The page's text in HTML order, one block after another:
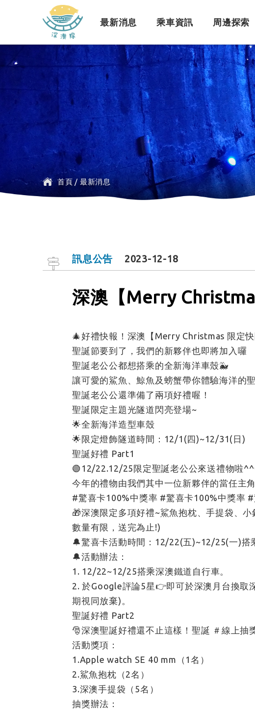
最新消息
訊息公告
乘車資訊
行車路線 票價時刻
周邊探索
景點介紹 探索行程介紹
緣起簡介 設施介紹
公車
一般問題 訂票問題
首頁 /最新消息
訊息公告 2023-12-18
深澳【Merry
🎄好禮快報！深澳【Merry Christmas 限定
聖誕節要到了，我們的新夥伴也即將加入囉
聖誕老公公都想搭乘的全新海洋車殼🐳
讓可愛的鯊魚、鯨魚及螃蟹帶你體驗海洋的
聖誕老公公還準備了兩項好禮喔！
聖誕限定主題光隧道閃亮登場~
🌟全新海洋造型車殼
🌟限定燈飾隧道時間：12/1(四)~12/31(日)
聖誕好禮 Part1
🟢12/22.12/25限定聖誕老公公來送禮物啦
今年的禮物由我們其中一位新夥伴的當任主
#驚喜卡100%中獎率 #驚喜卡100%中獎率
🎁深澳限定多項好禮~鯊魚抱枕、手提袋、
數量有限，送完為止!)
🔔驚喜卡活動時間：12/22(五)~12/25(一)搭
🔔活動辦法：
1. 12/22~12/25搭乘深澳鐵道自行車。
2. 於Google評論5星👉即可於深澳月台換取
期視同放棄)。
聖誕好禮 Part2
🎅深澳聖誕好禮還不止這樣！聖誕 ＃線上抽
活動獎項：
1.Apple watch SE 40 mm（1名）
2.鯊魚抱枕（2名）
3.深澳手提袋（5名）
抽獎辦法：